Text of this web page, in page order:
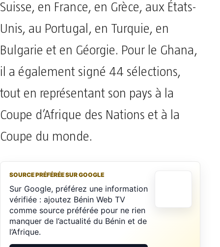
Suisse, en France, en Grèce, aux États-
Unis, au Portugal, en Turquie, en
Bulgarie et en Géorgie. Pour le Ghana,
il a également signé 44 sélections,
tout en représentant son pays à la
Coupe d’Afrique des Nations et à la
Coupe du monde.
SOURCE PRÉFÉRÉE SUR GOOGLE
Sur Google, préférez une information
vérifiée : ajoutez Bénin Web TV
comme source préférée pour ne rien
manquer de l’actualité du Bénin et de
l’Afrique.